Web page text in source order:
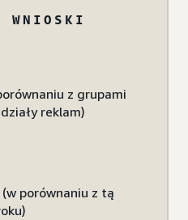
WNIOSKI
z grupami
reklam)
porównaniu z tą